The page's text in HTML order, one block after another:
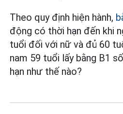
Theo quy định hiện hành,
động có thời hạn đến khi
tuổi đối với nữ và đủ 60
nam 59 tuổi lấy bằng B1
hạn như thế nào?